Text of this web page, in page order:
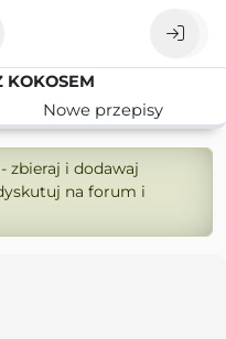
KOKOSEM
Nowe przepisy
zbieraj i dodawaj
na forum i